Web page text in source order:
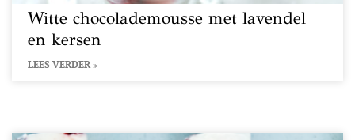
Witte chocolademousse met lavendel
en kersen
LEES VERDER »